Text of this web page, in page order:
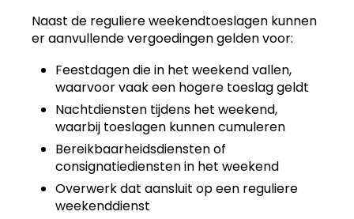
Naast de reguliere weekendtoeslagen kunnen
er aanvullende vergoedingen gelden voor:
Feestdagen die in het weekend vallen,
waarvoor vaak een hogere toeslag geldt
Nachtdiensten tijdens het weekend,
waarbij toeslagen kunnen cumuleren
Bereikbaarheidsdiensten of
consignatiediensten in het weekend
Overwerk dat aansluit op een reguliere
weekenddienst